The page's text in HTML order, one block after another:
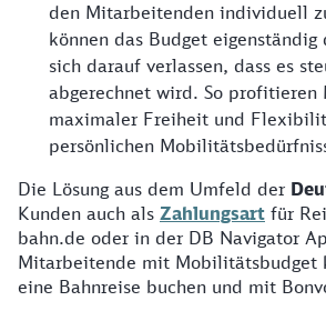
den Mitarbeitenden individuell
können das Budget
sich darauf verlassen, dass es
abgerechnet wird. So
maximaler Freiheit und
persönlichen
Die Lösung aus dem Umfeld der
Kunden auch als Zahlungsart für
bahn.de oder in der DB Navigator
Mitarbeitende mit Mobilitätsbudget
eine Bahnreise buchen und mit